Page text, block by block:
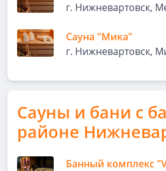
г. Нижневартовск,
Сауна "Мика"
г. Нижневартовск,
Сауны и бани с
районе
Банный комплекс